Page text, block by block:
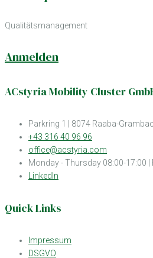
Qualitätsmanagement
Anmelden
ACstyria Mobility Cluster
Parkring 1 | 8074 Raaba-
+43 316 40 96 96
office@acstyria.com
Monday - Thursday 08:00-17:00 |
LinkedIn
Quick Links
Impressum
DSGVO